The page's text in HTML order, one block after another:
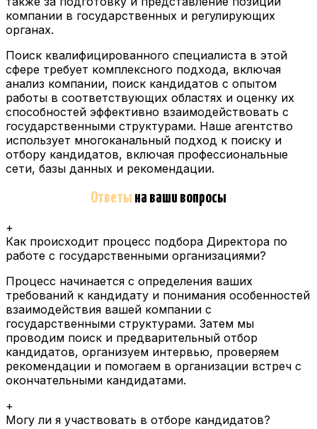
компании в государственных и регулирующих
органах.
Поиск квалифицированного специалиста в этой
сфере требует комплексного подхода, включая
анализ компании, поиск кандидатов с опытом
работы в соответствующих областях и оценку их
способностей эффективно взаимодействовать с
государственными структурами. Наше агентство
использует многоканальный подход к поиску и
отбору кандидатов, включая профессиональные
сети, базы данных и рекомендации.
Ответы на ваши вопросы
+
Как происходит процесс подбора Директора по
работе с государственными организациями?
Процесс начинается с определения ваших
требований к кандидату и понимания особенностей
взаимодействия вашей компании с
государственными структурами. Затем мы
проводим поиск и предварительный отбор
кандидатов, организуем интервью, проверяем
рекомендации и помогаем в организации встреч с
окончательными кандидатами.
+
Могу ли я участвовать в отборе кандидатов?